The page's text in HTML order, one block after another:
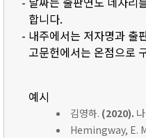
합니다.
- 내주에서는 저자명과 출
고문헌에서는 온점으로
예시
김영하. (2020).
Hemingway, E.